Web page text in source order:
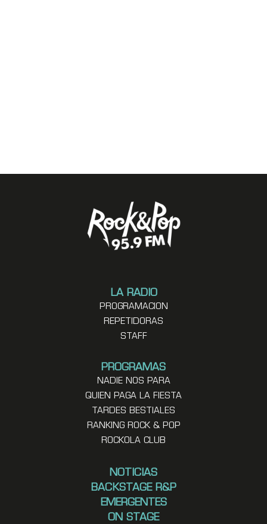
LA RADIO
PROGRAMACION
REPETIDORAS
STAFF
PROGRAMAS
NADIE NOS PARA
QUIEN PAGA LA FIESTA
TARDES BESTIALES
RANKING ROCK & POP
ROCKOLA CLUB
NOTICIAS
BACKSTAGE R&P
EMERGENTES
ON STAGE